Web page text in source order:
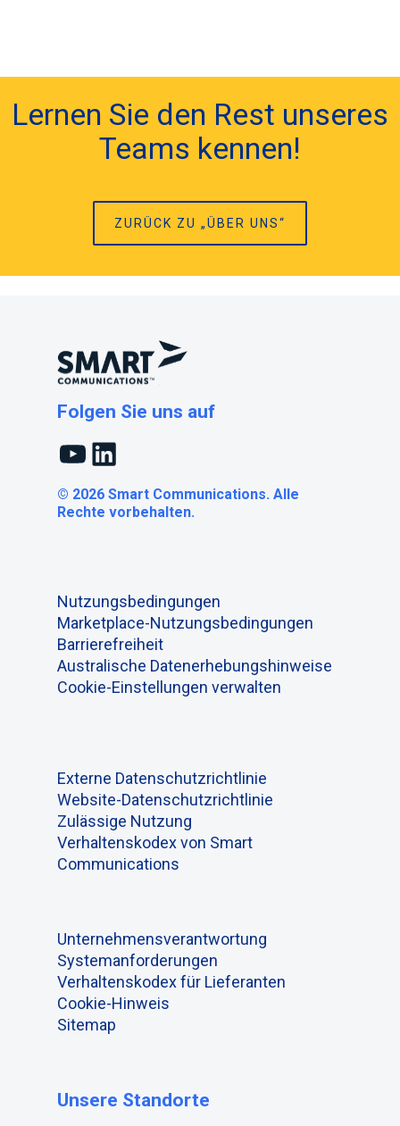
Lernen Sie den Rest unseres
Teams kennen!
ZURÜCK ZU „ÜBER UNS“
Folgen Sie uns auf
YouTubeLinkedIn
© 2026 Smart Communications. Alle
Rechte vorbehalten.
Nutzungsbedingungen
Marketplace-Nutzungsbedingungen
Barrierefreiheit
Australische Datenerhebungshinweise
Cookie-Einstellungen verwalten
Externe Datenschutzrichtlinie
Website-Datenschutzrichtlinie
Zulässige Nutzung
Verhaltenskodex von Smart
Communications
Unternehmensverantwortung
Systemanforderungen
Verhaltenskodex für Lieferanten
Cookie-Hinweis
Sitemap
Unsere Standorte